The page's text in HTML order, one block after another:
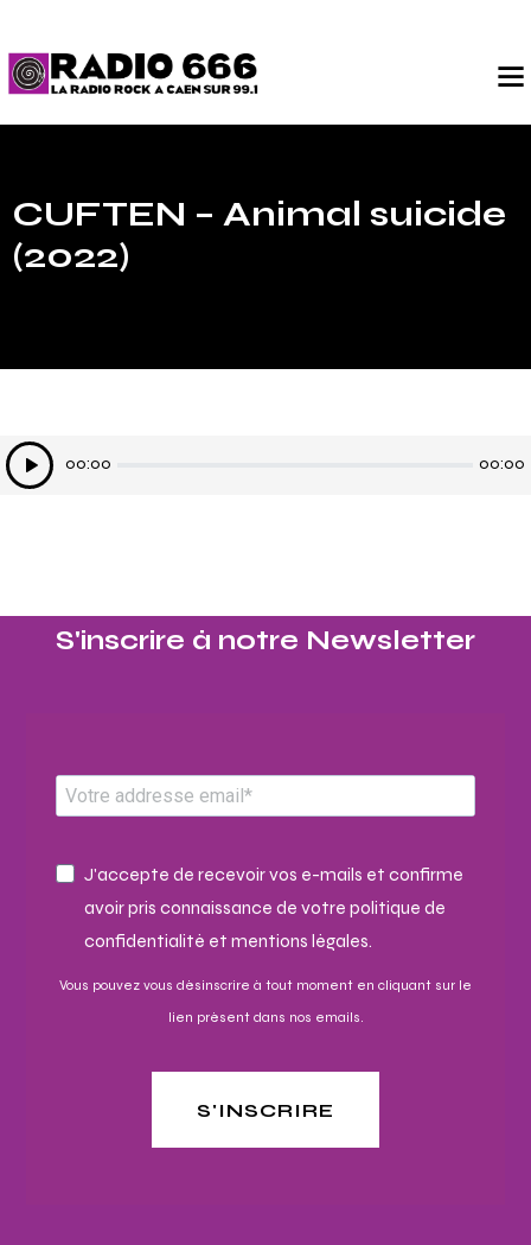
CUFTEN – Animal suicide
(2022)
Lecteur
audio
00:00 00:00
S'inscrire à notre Newsletter​
J'accepte de recevoir vos e-mails et confirme
avoir pris connaissance de votre politique de
confidentialité et mentions légales.
Vous pouvez vous désinscrire à tout moment en cliquant sur le
lien présent dans nos emails.
S'INSCRIRE